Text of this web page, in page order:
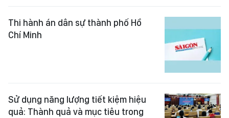
Thi hành án dân sự thành phố Hồ
Chí Minh
Sử dụng năng lượng tiết kiệm hiệu
quả: Thành quả và mục tiêu trong